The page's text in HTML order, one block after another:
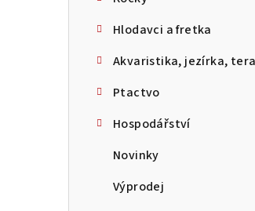
Hlodavci a fretka
Akvaristika, jezírka,
Ptactvo
Hospodářství
Novinky
Výprodej